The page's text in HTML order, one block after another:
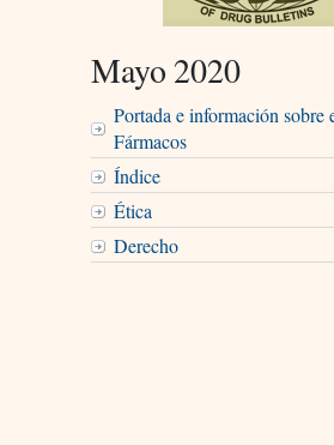
Mayo 2020
Portada e información sobre
Fármacos
Índice
Ética
Derecho